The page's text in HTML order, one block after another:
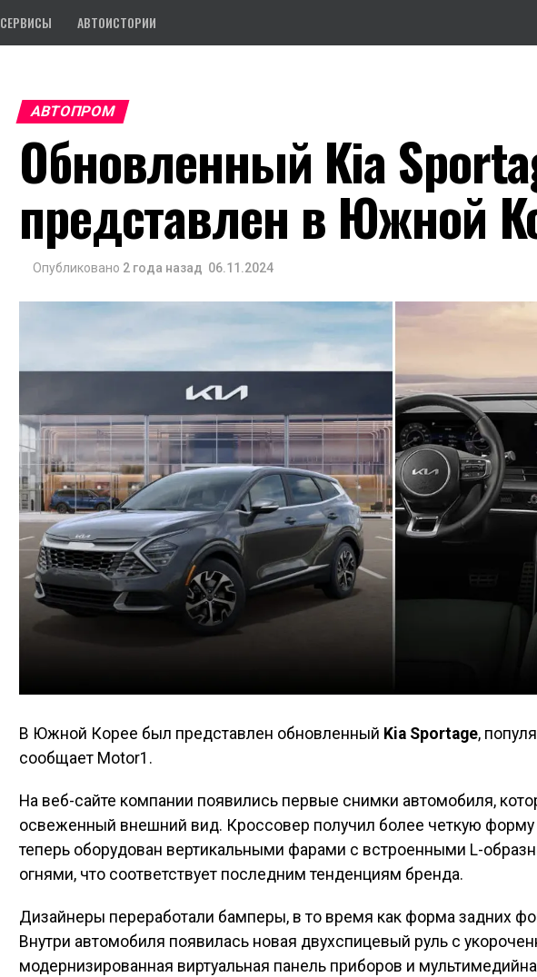
СЕРВИСЫ АВТОИСТОРИИ
АВТОПРОМ
Обновленный Kia
представлен в Южной
Опубликовано 2 года назад 06.11.2024
В Южной Корее был представлен обновленный Kia Sportage,
сообщает Motor1.
На веб-сайте компании появились первые снимки автомобиля,
освеженный внешний вид. Кроссовер получил более четкую форму
теперь оборудован вертикальными фарами с встроенными L-
огнями, что соответствует последним тенденциям бренда.
Дизайнеры переработали бамперы, в то время как форма задних
Внутри автомобиля появилась новая двухспицевый руль с
модернизированная виртуальная панель приборов и